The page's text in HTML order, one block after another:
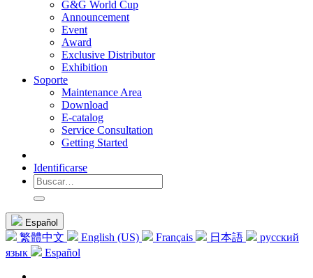
G&G World Cup
Announcement
Event
Award
Exclusive Distributor
Exhibition
Soporte
Maintenance Area
Download
E-catalog
Service Consultation
Getting Started
Identificarse
Español
繁體中文 English (US) Français 日本語
русский
язык
Español